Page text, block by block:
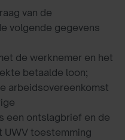
van de
volgende gegevens
de werknemer en het
betaalde loon;
arbeidsovereenkomst
een ontslagbrief en de
UWV toestemming